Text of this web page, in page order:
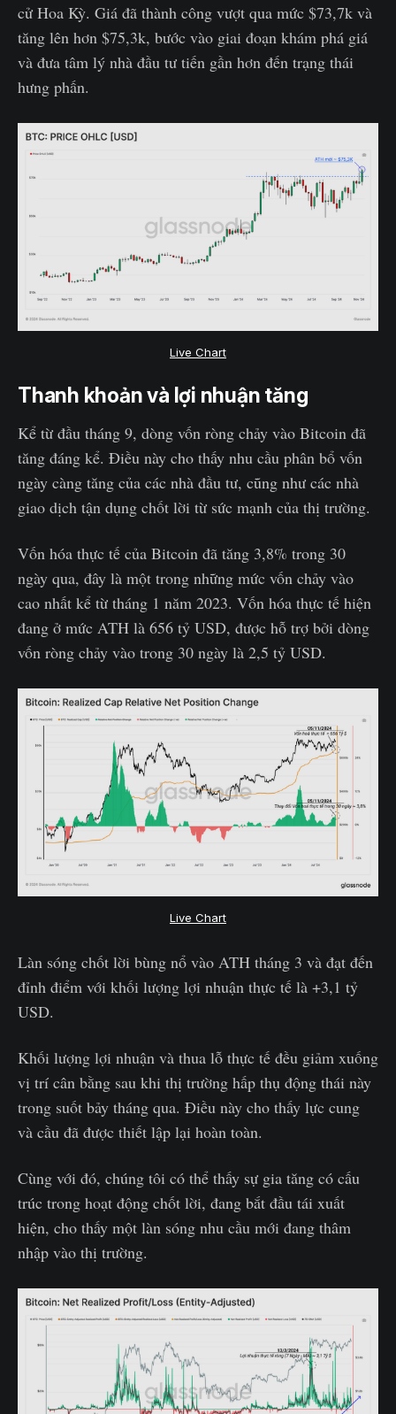
cử Hoa Kỳ. Giá đã thành công vượt qua mức $73,7k và
tăng lên hơn $75,3k, bước vào giai đoạn khám phá giá
và đưa tâm lý nhà đầu tư tiến gần hơn đến trạng thái
hưng phấn.
Live Chart
Thanh khoản và lợi nhuận tăng
Kể từ đầu tháng 9, dòng vốn ròng chảy vào Bitcoin đã
tăng đáng kể. Điều này cho thấy nhu cầu phân bổ vốn
ngày càng tăng của các nhà đầu tư, cũng như các nhà
giao dịch tận dụng chốt lời từ sức mạnh của thị trường.
Vốn hóa thực tế của Bitcoin đã tăng 3,8% trong 30
ngày qua, đây là một trong những mức vốn chảy vào
cao nhất kể từ tháng 1 năm 2023. Vốn hóa thực tế hiện
đang ở mức ATH là 656 tỷ USD, được hỗ trợ bởi dòng
vốn ròng chảy vào trong 30 ngày là 2,5 tỷ USD.
Live Chart
Làn sóng chốt lời bùng nổ vào ATH tháng 3 và đạt đến
đỉnh điểm với khối lượng lợi nhuận thực tế là +3,1 tỷ
USD.
Khối lượng lợi nhuận và thua lỗ thực tế đều giảm xuống
vị trí cân bằng sau khi thị trường hấp thụ động thái này
trong suốt bảy tháng qua. Điều này cho thấy lực cung
và cầu đã được thiết lập lại hoàn toàn.
Cùng với đó, chúng tôi có thể thấy sự gia tăng có cấu
trúc trong hoạt động chốt lời, đang bắt đầu tái xuất
hiện, cho thấy một làn sóng nhu cầu mới đang thâm
nhập vào thị trường.